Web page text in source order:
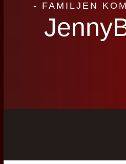
- FAMILJEN